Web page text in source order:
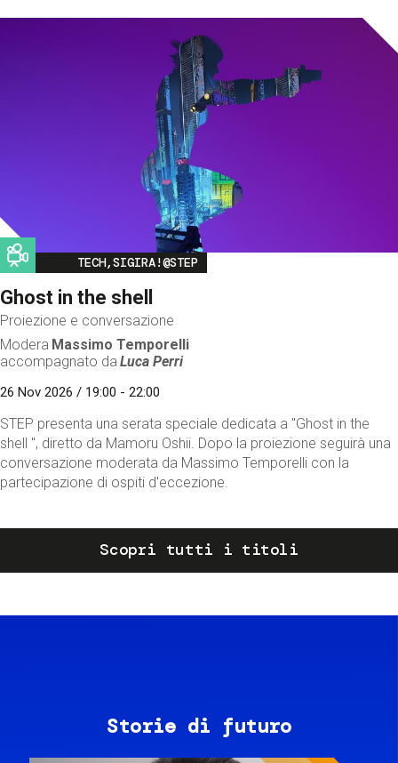
Image
TECH,SIGIRA!@STEP
Ghost in the shell
Proiezione e conversazione
Modera Massimo Temporelli
accompagnato da Luca Perri
26 Nov 2026 / 19:00 - 22:00
STEP presenta una serata speciale dedicata a "Ghost in the
shell ", diretto da Mamoru Oshii. Dopo la proiezione seguirà una
conversazione moderata da Massimo Temporelli con la
partecipazione di ospiti d'eccezione.
Scopri tutti i titoli
Storie di futuro